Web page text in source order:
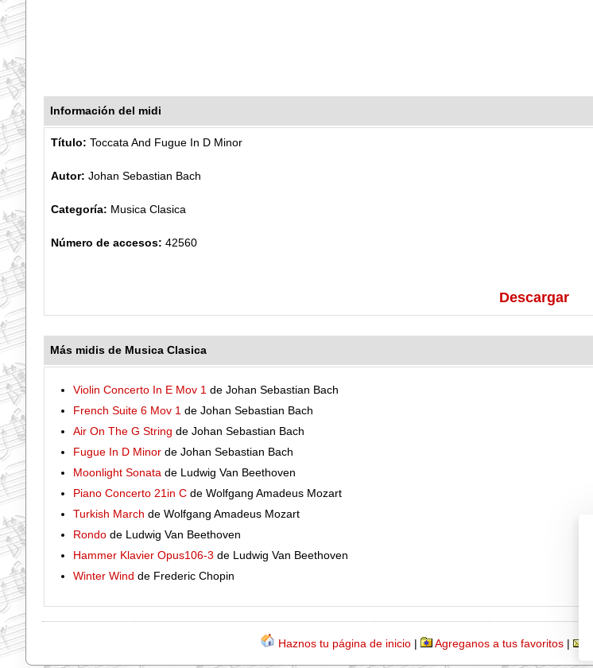
Información del midi
Título: Toccata And Fugue In D Minor
Autor: Johan Sebastian Bach
Categoría: Musica Clasica
Número de accesos: 42560
Descargar
Más midis de Musica Clasica
Violin Concerto In E Mov 1 de Johan Sebastian Bach
French Suite 6 Mov 1 de Johan Sebastian Bach
Air On The G String de Johan Sebastian Bach
Fugue In D Minor de Johan Sebastian Bach
Moonlight Sonata de Ludwig Van Beethoven
Piano Concerto 21in C de Wolfgang Amadeus Mozart
Turkish March de Wolfgang Amadeus Mozart
Rondo de Ludwig Van Beethoven
Hammer Klavier Opus106-3 de Ludwig Van Beethoven
Winter Wind de Frederic Chopin
Haznos tu página de inicio | Agreganos a tus favoritos |